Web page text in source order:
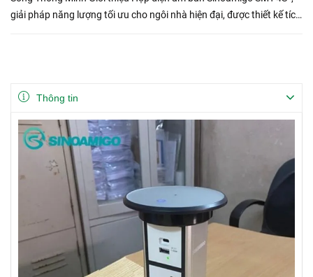
giải pháp năng lượng tối ưu cho ngôi nhà hiện đại, được thiết kế tích
Thông tin